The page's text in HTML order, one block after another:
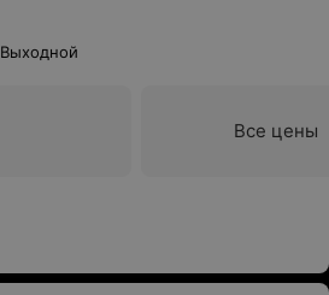
Выходной
Все цены